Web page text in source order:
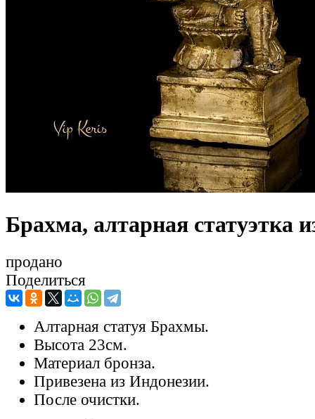
Брахма, алтарная статуэтка
продано
Поделиться
Алтарная статуя Брахмы.
Высота 23см.
Материал бронза.
Привезена из Индонезии.
После очистки.